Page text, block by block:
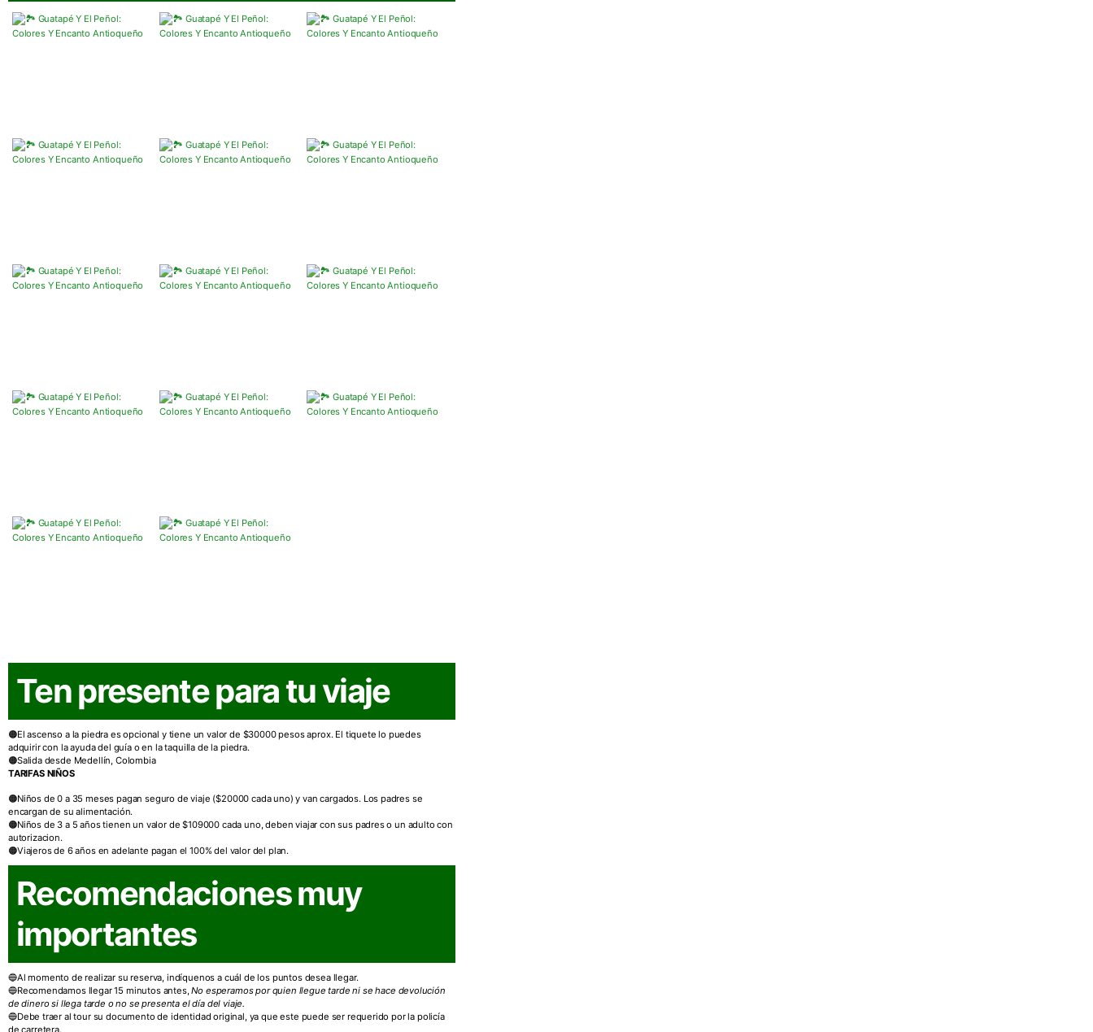
Ten presente para tu viaje
El ascenso a la piedra es opcional y tiene un valor de $30000 pesos aprox. El tiquete lo puedes
adquirir con la ayuda del guía o en la taquilla de la piedra.
Salida desde Medellín, Colombia
TARIFAS NIÑOS
Niños de 0 a 35 meses pagan seguro de viaje ($20000 cada uno) y van cargados. Los padres se
encargan de su alimentación.
Niños de 3 a 5 años tienen un valor de $109000 cada uno, deben viajar con sus padres o un adulto con
autorizacion.
Viajeros de 6 años en adelante pagan el 100% del valor del plan.
Recomendaciones muy
importantes
Al momento de realizar su reserva, indíquenos a cuál de los puntos desea llegar.
Recomendamos llegar 15 minutos antes,No esperamos por quien llegue tarde ni se hace devolución
de dinero si llega tarde o no se presenta el día del viaje.
Debe traer al tour su documento de identidad original, ya que este puede ser requerido por la policía
de carretera.